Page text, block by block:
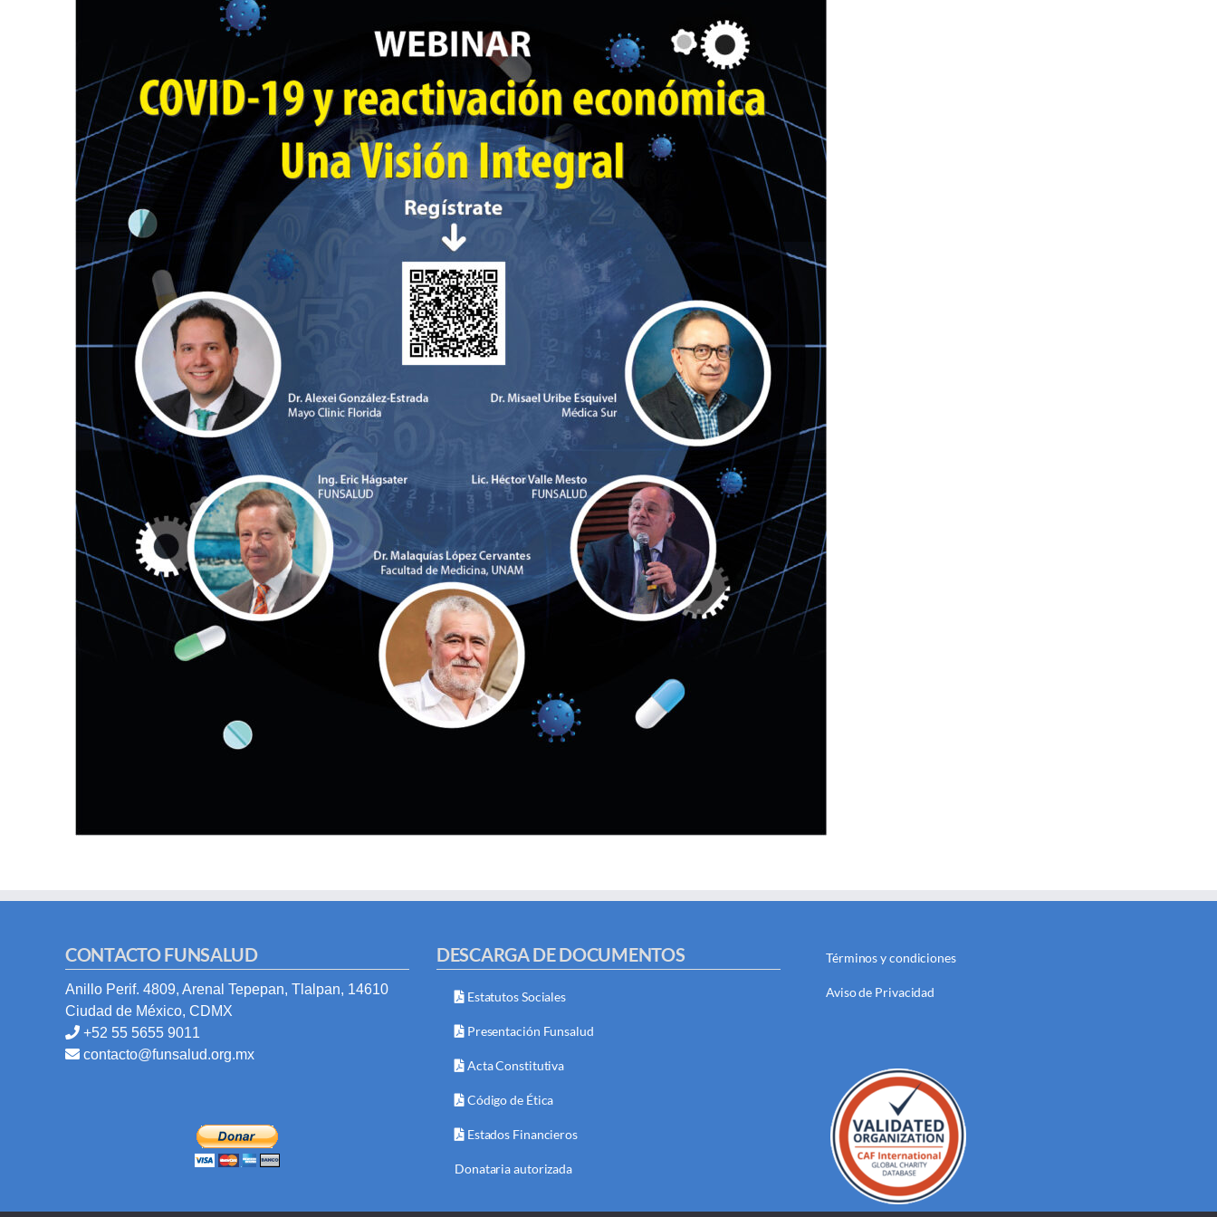
CONTACTO FUNSALUD
Anillo Perif. 4809, Arenal Tepepan, Tlalpan, 14610
Ciudad de México, CDMX
+52 55 5655 9011
contacto@funsalud.org.mx
DESCARGA DE DOCUMENTOS
Estatutos Sociales
Presentación Funsalud
Acta Constitutiva
Código de Ética
Estados Financieros
Donataria autorizada
Términos y condiciones
Aviso de Privacidad